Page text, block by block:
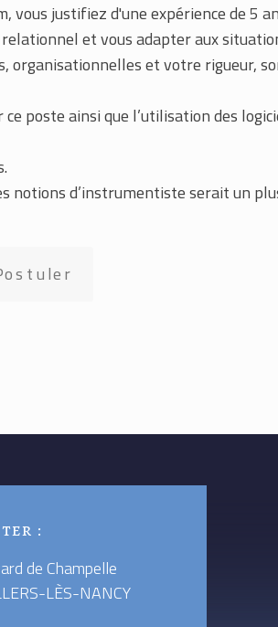
justifiez d'une expérience de 5
et vous adapter aux
organisationnelles et votre rigueur,
poste ainsi que l’utilisation des
notions d’instrumentiste serait un
:
de Champelle
LÈS-NANCY